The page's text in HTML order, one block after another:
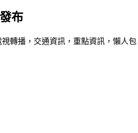
布
轉播，交通資訊，重點資訊，懶人包